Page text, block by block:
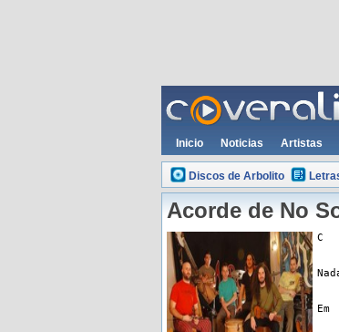
Inicio Noticias Artistas
Discos de Arbolito
Acorde de No
C
Em